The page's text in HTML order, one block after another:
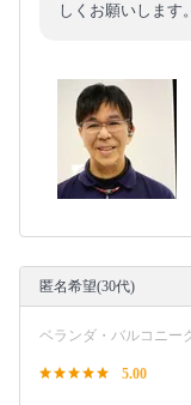
しくお願いします。
匿名希望(30代)
ベランダ・バルコニー
5.00